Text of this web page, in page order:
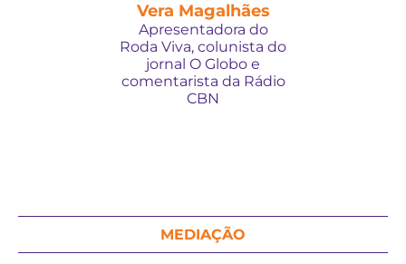
Vera Magalhães
Apresentadora do
Roda Viva, colunista do
jornal O Globo e
comentarista da Rádio
CBN
MEDIAÇÃO